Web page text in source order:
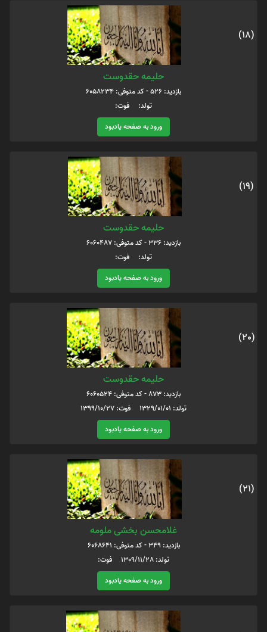
(18)
حلیمه حقدوست
بازدید: 526 - کد متوفی: 6058234
تولد: فوت:
ورود به صفحه یادبود
(19)
حلیمه حقدوست
بازدید: 336 - کد متوفی: 6060487
تولد: فوت:
ورود به صفحه یادبود
(20)
حلیمه حقدوست
بازدید: 873 - کد متوفی: 6060524
تولد: 1329/01/01 فوت: 1399/10/27
ورود به صفحه یادبود
(21)
غلامحسن بخشی ملومه
بازدید: 349 - کد متوفی: 6068641
تولد: 1309/11/28 فوت:
ورود به صفحه یادبود